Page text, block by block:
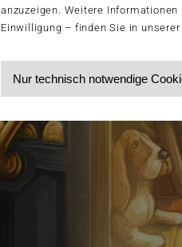
anzuzeigen. Weitere
Einwilligung – finden Sie in unserer
Nur technisch notwendige